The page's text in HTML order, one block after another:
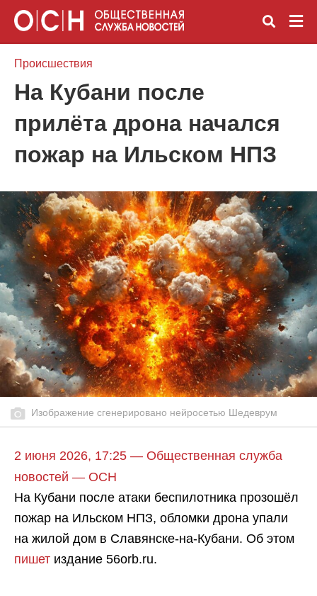
Происшествия
На Кубани после
прилёта дрона начался
пожар на Ильском НПЗ
Изображение сгенерировано нейросетью Шедеврум
2 июня 2026, 17:25 — Общественная служба
новостей — ОСН
На Кубани после атаки беспилотника прозошёл
пожар на Ильском НПЗ, обломки дрона упали
на жилой дом в Славянске-на-Кубани. Об этом
пишет издание 56orb.ru.